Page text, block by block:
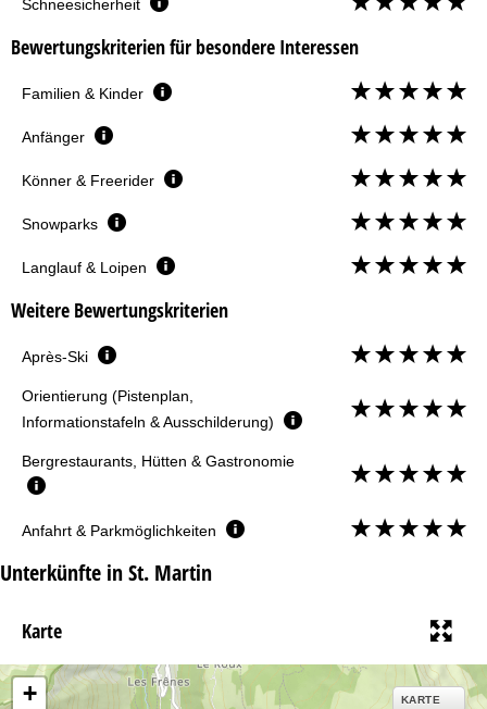
Schneesicherheit
Bewertungskriterien für besondere Interessen
Familien & Kinder
Anfänger
Könner & Freerider
Snowparks
Langlauf & Loipen
Weitere Bewertungskriterien
Après-Ski
Orientierung (Pistenplan,
Informationstafeln & Ausschilderung)
Bergrestaurants, Hütten & Gastronomie
Anfahrt & Parkmöglichkeiten
Unterkünfte in St. Martin
Karte
+ KARTE